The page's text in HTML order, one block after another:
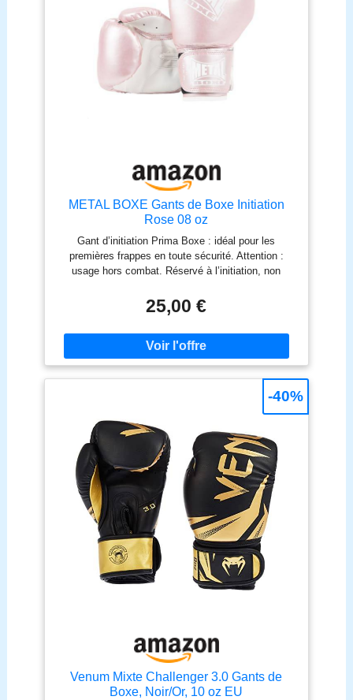
METAL BOXE Gants de Boxe Initiation
Rose 08 oz
Gant d’initiation Prima Boxe : idéal pour les
premières frappes en toute sécurité. Attention :
usage hors combat. Réservé à l’initiation, non
Mousse préformée confortable : bonne absorption et
protection, avec une forme proche des gants haut
de gamme. Adapté aux frappes légères : conçu
spécialement pour l’apprentissage et les exercices
sans contact. Fermeture velcro au poignet : serrage
simple et rapide pour un maintien efficace.
25,00 €
Venum Mixte Challenger 3.0 Gants de
Boxe, Noir/Or, 10 oz EU
-40%